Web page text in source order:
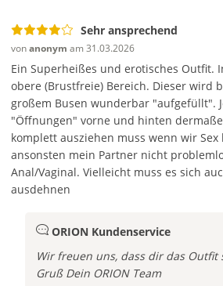
Sehr ansprechend
vonanonym am 31.03.2026
Ein Superheißes und erotisches Outfit.
obere (Brustfreie) Bereich. Dieser wird
großem Busen wunderbar "aufgefüllt".
"Öffnungen" vorne und hinten
komplett ausziehen muss wenn wir Sex
ansonsten mein Partner nicht
Anal/Vaginal. Vielleicht muss es sich
ausdehnen
ORION Kundenservice
Wir freuen uns, dass dir das Outfit
Gruß Dein ORION Team